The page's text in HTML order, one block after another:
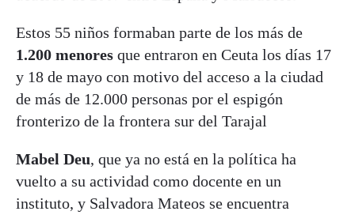
Estos 55 niños formaban parte de los más de
1.200 menores que entraron en Ceuta los días 17
y 18 de mayo con motivo del acceso a la ciudad
de más de 12.000 personas por el espigón
fronterizo de la frontera sur del Tarajal
Mabel Deu, que ya no está en la política ha
vuelto a su actividad como docente en un
instituto, y Salvadora Mateos se encuentra